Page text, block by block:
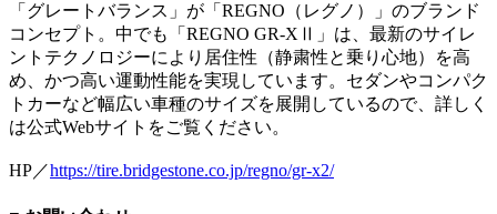
「グレートバランス」が「REGNO（レグノ）」のブランド
コンセプト。中でも「REGNO GR-XⅡ」は、最新のサイレ
ントテクノロジーにより居住性（静粛性と乗り心地）を高
め、かつ高い運動性能を実現しています。セダンやコンパク
トカーなど幅広い車種のサイズを展開しているので、詳しく
は公式Webサイトをご覧ください。
HP／https://tire.bridgestone.co.jp/regno/gr-x2/